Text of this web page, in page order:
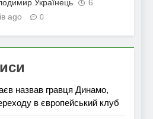
Українець
6
ago
0
назвав гравця Динамо,
в європейський клуб